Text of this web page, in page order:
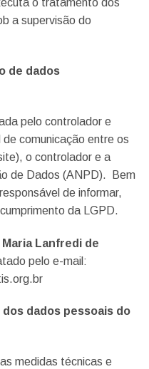
o tratamento dos
a supervisão do
de dados
pelo controlador e
comunicação entre os
o controlador e a
de Dados (ANPD). Bem
de informar,
da LGPD.
Maria Lanfredi de
pelo e-mail:
dados pessoais do
medidas técnicas e